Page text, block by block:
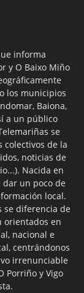
informa
y O Baixo Miño
los municipios
Baiona,
a un público
se
colectivos de la
noticias de
Nacida en
un poco de
local.
se diferencia de
orientados en
nacional e
centrándonos
irrenunciable
Porriño y Vigo